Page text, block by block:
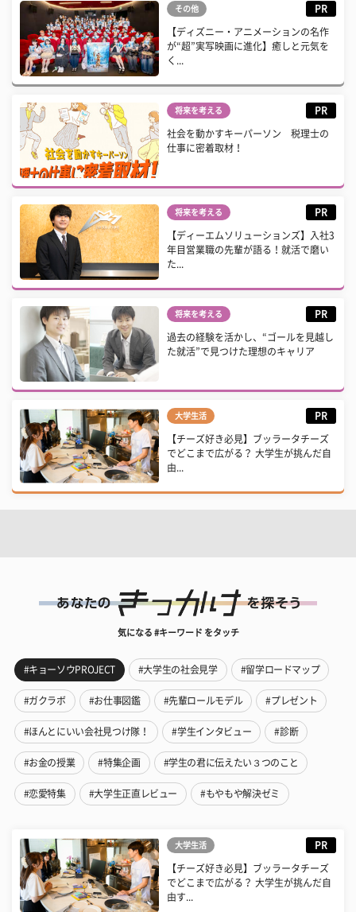
その他 PR
【ディズニー・アニメーションの名作
が“超”実写映画に進化】癒しと元気を
く...
将来を考える PR
社会を動かすキーパーソン 税理士の
仕事に密着取材！
将来を考える PR
【ディーエムソリューションズ】入社3
年目営業職の先輩が語る！就活で磨い
た...
将来を考える PR
過去の経験を活かし、“ゴールを見越し
た就活”で見つけた理想のキャリア
大学生活 PR
【チーズ好き必見】ブッラータチーズ
でどこまで広がる？ 大学生が挑んだ自
由...
気になる #キーワード をタッチ
#キョーソウPROJECT #大学生の社会見学 #留学ロードマップ
#ガクラボ #お仕事図鑑 #先輩ロールモデル #プレゼント
#ほんとにいい会社見つけ隊！ #学生インタビュー #診断
#お金の授業 #特集企画 #学生の君に伝えたい３つのこと
#恋愛特集 #大学生正直レビュー #もやもや解決ゼミ
大学生活 PR
【チーズ好き必見】ブッラータチーズ
でどこまで広がる？ 大学生が挑んだ自
由す...